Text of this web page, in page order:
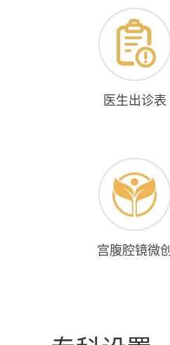
医生出诊表
宫腹腔镜微创